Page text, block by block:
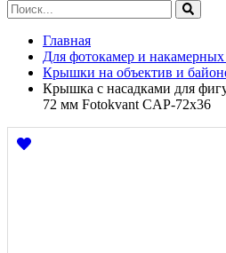
Главная
Для фотокамер и
Крышки на объектив и
Крышка с насадками для
72 мм Fotokvant CAP-72х36